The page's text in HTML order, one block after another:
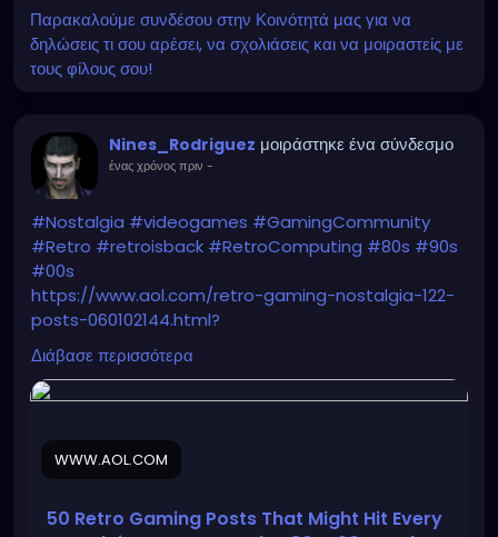
Παρακαλούμε συνδέσου στην Κοινότητά μας για να
δηλώσεις τι σου αρέσει, να σχολιάσεις και να μοιραστείς με
τους φίλους σου!
Nines_Rodriguez μοιράστηκε ένα σύνδεσμο
ένας χρόνος πριν -
#Nostalgia #videogames #GamingCommunity
#Retro #retroisback #RetroComputing #80s #90s
#00s
https://www.aol.com/retro-gaming-nostalgia-122-
posts-060102144.html?
guccounter=1&guce_referrer=aHR0cHM6Ly9uZXdzL
mdvb2dsZS5jb20v&guce_referrer_sig=AQAAAN3XXz
m4GRFsChzpLC7C7UjjDJA4aXt_nHLpF36SdJWUVZkiN
MDRmXVPX91yTb0dxxfwYTyQHzgkarAmY2FtkNcBlgDg
CaACtjuCMxR5XXAXOjfpOyxjn6wVfcCOvExtjMnP
Διάβασε περισσότερα
WWW.AOL.COM
50 Retro Gaming Posts That Might Hit Every